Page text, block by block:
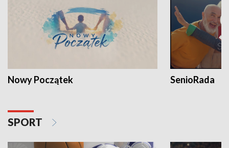
Nowy Początek SenioRada
SPORT